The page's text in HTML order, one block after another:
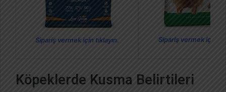
Sipariş vermek için tıklayın. Sipariş vermek için
Köpeklerde Kusma Belirtileri